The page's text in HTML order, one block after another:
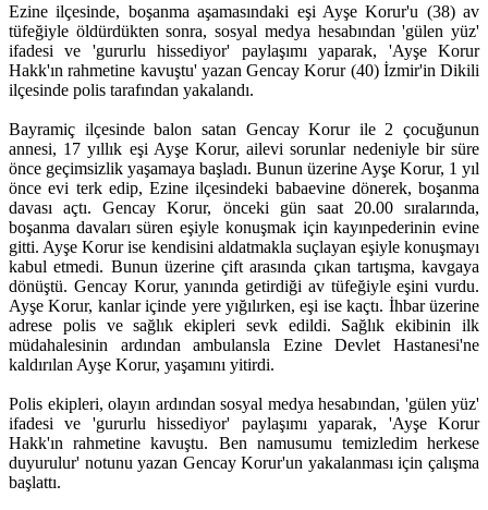
Ezine ilçesinde, boşanma aşamasındaki eşi Ayşe Korur'u (38) av
tüfeğiyle öldürdükten sonra, sosyal medya hesabından 'gülen yüz'
ifadesi ve 'gururlu hissediyor' paylaşımı yaparak, 'Ayşe Korur
Hakk'ın rahmetine kavuştu' yazan Gencay Korur (40) İzmir'in Dikili
ilçesinde polis tarafından yakalandı.
Bayramiç ilçesinde balon satan Gencay Korur ile 2 çocuğunun
annesi, 17 yıllık eşi Ayşe Korur, ailevi sorunlar nedeniyle bir süre
önce geçimsizlik yaşamaya başladı. Bunun üzerine Ayşe Korur, 1 yıl
önce evi terk edip, Ezine ilçesindeki babaevine dönerek, boşanma
davası açtı. Gencay Korur, önceki gün saat 20.00 sıralarında,
boşanma davaları süren eşiyle konuşmak için kayınpederinin evine
gitti. Ayşe Korur ise kendisini aldatmakla suçlayan eşiyle konuşmayı
kabul etmedi. Bunun üzerine çift arasında çıkan tartışma, kavgaya
dönüştü. Gencay Korur, yanında getirdiği av tüfeğiyle eşini vurdu.
Ayşe Korur, kanlar içinde yere yığılırken, eşi ise kaçtı. İhbar üzerine
adrese polis ve sağlık ekipleri sevk edildi. Sağlık ekibinin ilk
müdahalesinin ardından ambulansla Ezine Devlet Hastanesi'ne
kaldırılan Ayşe Korur, yaşamını yitirdi.
Polis ekipleri, olayın ardından sosyal medya hesabından, 'gülen yüz'
ifadesi ve 'gururlu hissediyor' paylaşımı yaparak, 'Ayşe Korur
Hakk'ın rahmetine kavuştu. Ben namusumu temizledim herkese
duyurulur' notunu yazan Gencay Korur'un yakalanması için çalışma
başlattı.